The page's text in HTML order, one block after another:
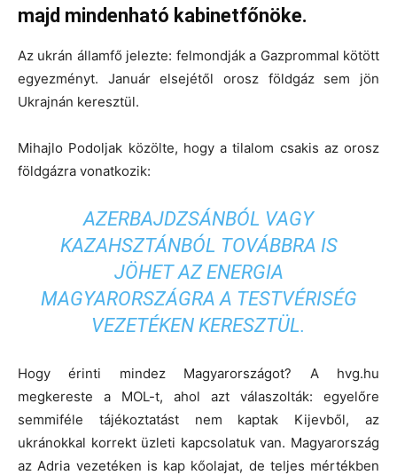
majd mindenható kabinetfőnöke.
Az ukrán államfő jelezte: felmondják a Gazprommal kötött
egyezményt. Január elsejétől orosz földgáz sem jön
Ukrajnán keresztül.
Mihajlo Podoljak közölte, hogy a tilalom csakis az orosz
földgázra vonatkozik:
AZERBAJDZSÁNBÓL VAGY
KAZAHSZTÁNBÓL TOVÁBBRA IS
JÖHET AZ ENERGIA
MAGYARORSZÁGRA A TESTVÉRISÉG
VEZETÉKEN KERESZTÜL.
Hogy érinti mindez Magyarországot? A hvg.hu
megkereste a MOL-t, ahol azt válaszolták: egyelőre
semmiféle tájékoztatást nem kaptak Kijevből, az
ukránokkal korrekt üzleti kapcsolatuk van. Magyarország
az Adria vezetéken is kap kőolajat, de teljes mértékben